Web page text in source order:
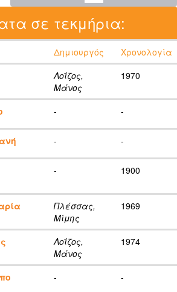
σε τεκμήρια:
Δημιουργός
Χρονολογία
Λοΐζος,
Μάνος
1970
- -
- -
- 1900
Πλέσσας,
Μίμης
1969
Λοΐζος,
Μάνος
1974
- -